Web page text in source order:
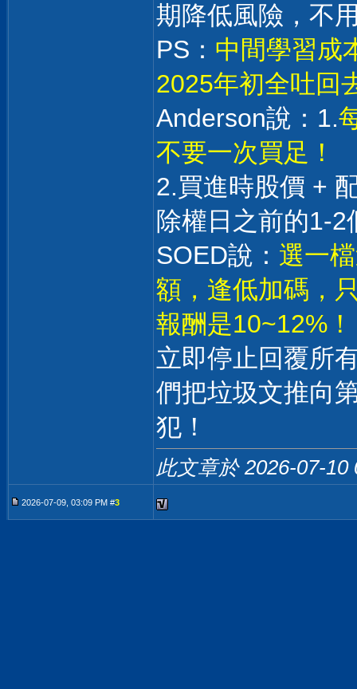
期降低風險，不
PS： 中間學習成
2025年初全吐回
Anderson說：1.
不要一次買足！
2.買進時股價 +
除權日之前的1-
SOED說： 選一
額，逢低加碼，
報酬是10~12%！
立即停止回覆所
們把垃圾文推向
犯！
此文章於 2026-07-10
2026-07-09, 03:09 PM #3